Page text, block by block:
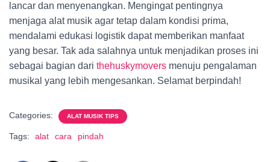
lancar dan menyenangkan. Mengingat pentingnya
menjaga alat musik agar tetap dalam kondisi prima,
mendalami edukasi logistik dapat memberikan manfaat
yang besar. Tak ada salahnya untuk menjadikan proses ini
sebagai bagian dari thehuskymovers menuju pengalaman
musikal yang lebih mengesankan. Selamat berpindah!
Categories: ALAT MUSIK TIPS
Tags: alat cara pindah